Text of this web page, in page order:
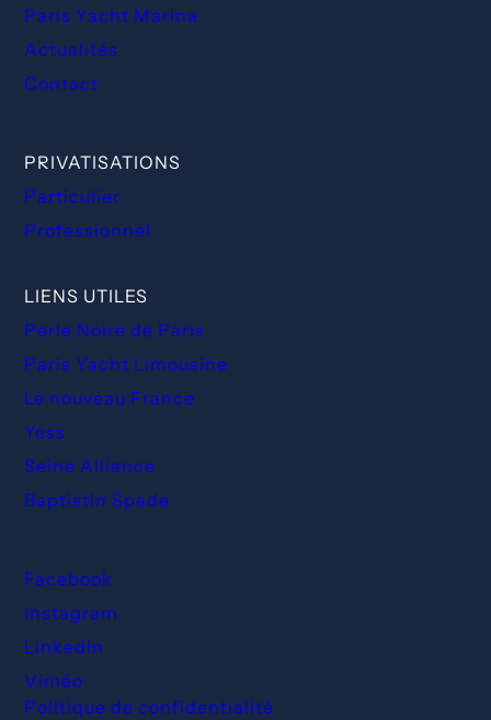
Paris Yacht Marina
Actualités
Contact
PRIVATISATIONS
Particulier
Professionnel
LIENS UTILES
Perle Noire de Paris
Paris Yacht Limousine
Le nouveau France
Yess
Seine Alliance
Baptistin Spade
Facebook
Instagram
LinkedIn
Viméo
Politique de confidentialité